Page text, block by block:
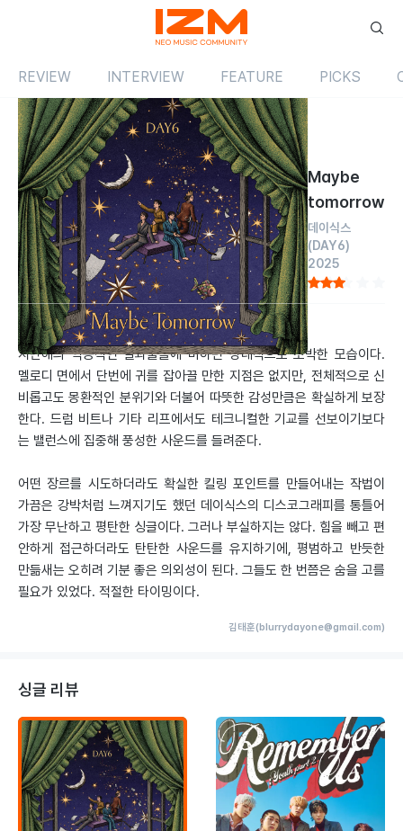
REVIEW INTERVIEW FEATURE PICKS
Review 싱글 국내
Maybe
tomorrow
데이식스
(DAY6)
2025
by 김태훈 2025.05.21
지난해의 역동적인 결과물들에 비하면 상대적으로 소박한 모습이다.
멜로디 면에서 단번에 귀를 잡아끌 만한 지점은 없지만, 전체적으로 신
비롭고도 몽환적인 분위기와 더불어 따뜻한 감성만큼은 확실하게 보장
한다. 드럼 비트나 기타 리프에서도 테크니컬한 기교를 선보이기보다
는 밸런스에 집중해 풍성한 사운드를 들려준다.
어떤 장르를 시도하더라도 확실한 킬링 포인트를 만들어내는 작법이
가끔은 강박처럼 느껴지기도 했던 데이식스의 디스코그래피를 통틀어
가장 무난하고 평탄한 싱글이다. 그러나 부실하지는 않다. 힘을 빼고 편
안하게 접근하더라도 탄탄한 사운드를 유지하기에, 평범하고 반듯한
만듦새는 오히려 기분 좋은 의외성이 된다. 그들도 한 번쯤은 숨을 고를
필요가 있었다. 적절한 타이밍이다.
김태훈(blurrydayone@gmail.com)
싱글 리뷰